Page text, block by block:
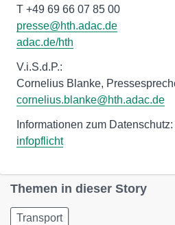
adac.de/hth
V.i.S.d.P.:
cornelius.blanke@hth.adac.de
Informationen zum Datenschutz:
infopflicht
Themen in dieser Story
Transport